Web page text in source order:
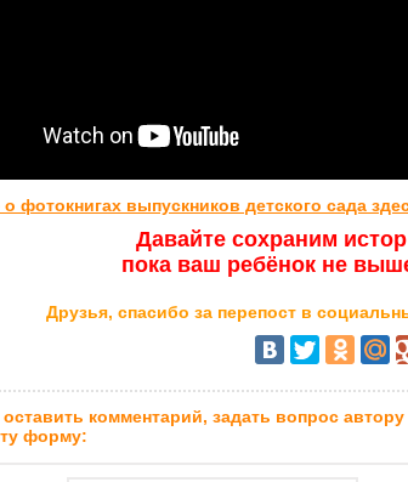
фотокнигах выпускников детского сада
Давайте сохраним
пока ваш ребёнок не
Друзья, спасибо за перепост в
комментарий, задать вопрос
форму: